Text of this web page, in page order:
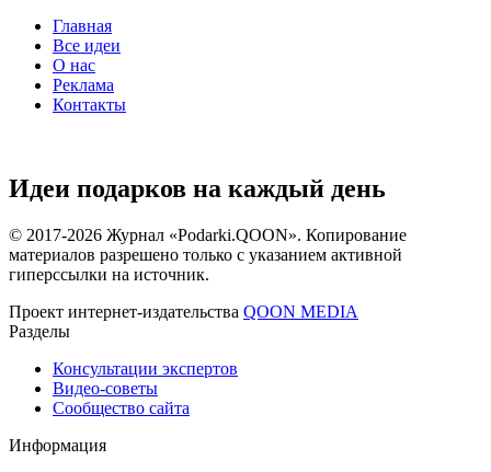
Главная
Все идеи
О нас
Реклама
Контакты
Идеи подарков на каждый день
© 2017-2026 Журнал «Podarki.QOON». Копирование
материалов разрешено только с указанием активной
гиперссылки на источник.
Проект интернет-издательства QOON MEDIA
Разделы
Консультации экспертов
Видео-советы
Сообщество сайта
Информация